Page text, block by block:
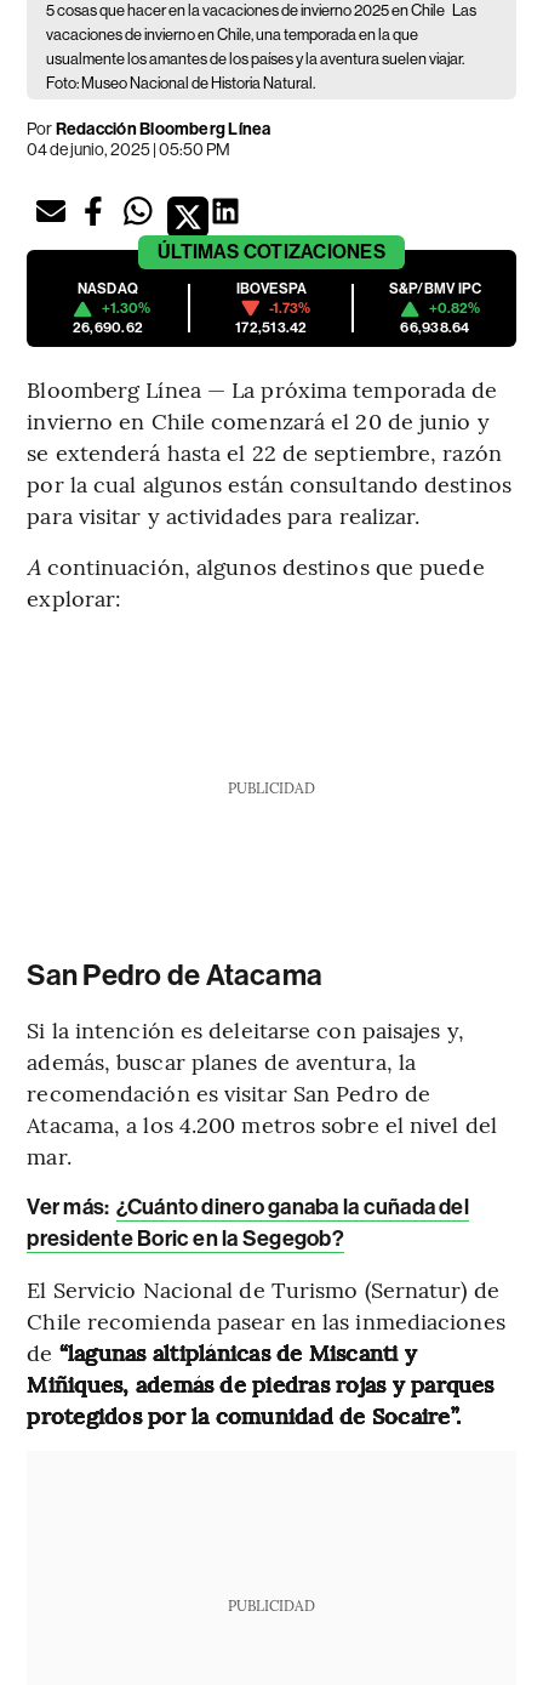
5 cosas que hacer en la vacaciones de invierno 2025 en Chile Las
vacaciones de invierno en Chile, una temporada en la que
usualmente los amantes de los países y la aventura suelen viajar.
Foto: Museo Nacional de Historia Natural.
PorRedacción Bloomberg Línea
04 de junio, 2025 | 05:50 PM
ÚLTIMAS COTIZACIONES
NASDAQ
+1.30%
26,690.62
IBOVESPA
-1.73%
172,513.42
S&P/BMV IPC
+0.82%
66,938.64
Bloomberg Línea — La próxima temporada de
invierno en Chile comenzará el 20 de junio y
se extenderá hasta el 22 de septiembre, razón
por la cual algunos están consultando destinos
para visitar y actividades para realizar.
Acontinuación, algunos destinos que puede
explorar:
PUBLICIDAD
San Pedro de Atacama
Si la intención es deleitarse con paisajes y,
además, buscar planes de aventura, la
recomendación es visitar San Pedro de
Atacama, a los 4.200 metros sobre el nivel del
mar.
Ver más: ¿Cuánto dinero ganaba la cuñada del
presidente Boric en la Segegob?
El Servicio Nacional de Turismo (Sernatur) de
Chile recomienda pasear en las inmediaciones
de “lagunas altiplánicas de Miscanti y
Miñiques, además de piedras rojas y parques
protegidos por la comunidad de Socaire”.
PUBLICIDAD